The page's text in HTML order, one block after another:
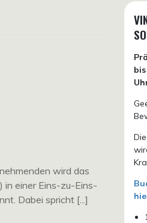
wird das
in einer Eins-zu-Eins-
Dabei spricht [...]